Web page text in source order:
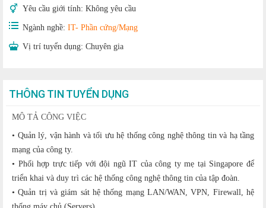
Yêu cầu giới tính: Không yêu cầu
Ngành nghề: IT- Phần cứng/Mạng
Vị trí tuyển dụng: Chuyên gia
THÔNG TIN TUYỂN DỤNG
MÔ TẢ CÔNG VIỆC
• Quản lý, vận hành và tối ưu hệ thống công nghệ thông tin và hạ tầng
mạng của công ty.
• Phối hợp trực tiếp với đội ngũ IT của công ty mẹ tại Singapore để
triển khai và duy trì các hệ thống công nghệ thông tin của tập đoàn.
• Quản trị và giám sát hệ thống mạng LAN/WAN, VPN, Firewall, hệ